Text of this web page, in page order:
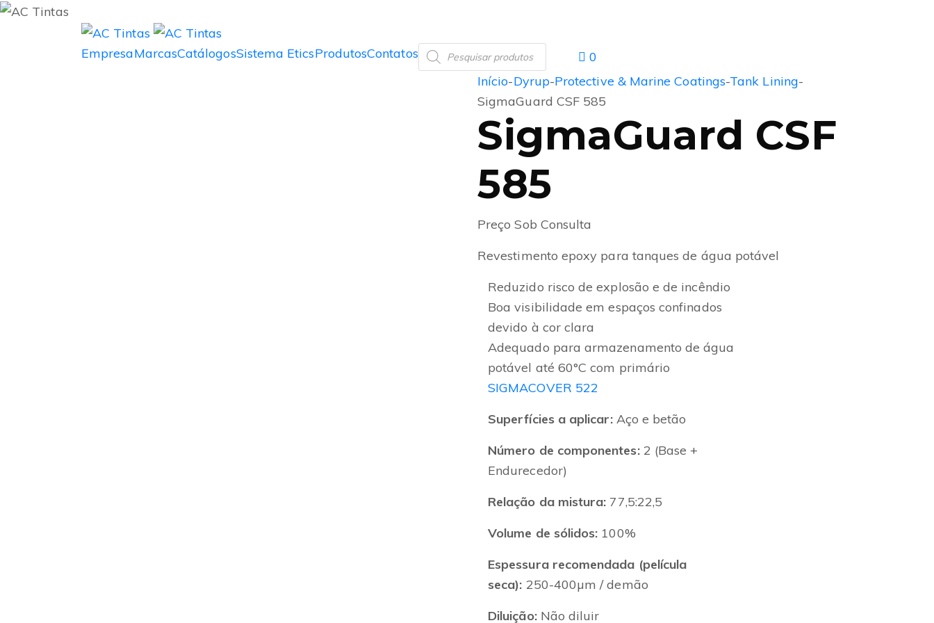
EmpresaMarcasCatálogosSistema EticsProdutosContatos
0
Início-Dyrup-Protective & Marine Coatings-Tank Lining-
SigmaGuard CSF 585
SigmaGuard CSF
585
Preço Sob Consulta
Revestimento epoxy para tanques de água potável
Reduzido risco de explosão e de incêndio
Boa visibilidade em espaços confinados
devido à cor clara
Adequado para armazenamento de água
potável até 60°C com primário
SIGMACOVER 522
Superfícies a aplicar:Aço e betão
Número de componentes:2 (Base +
Endurecedor)
Relação da mistura: 77,5:22,5
Volume de sólidos: 100%
Espessura recomendada (película
seca): 250-400µm / demão
Diluição:Não diluir